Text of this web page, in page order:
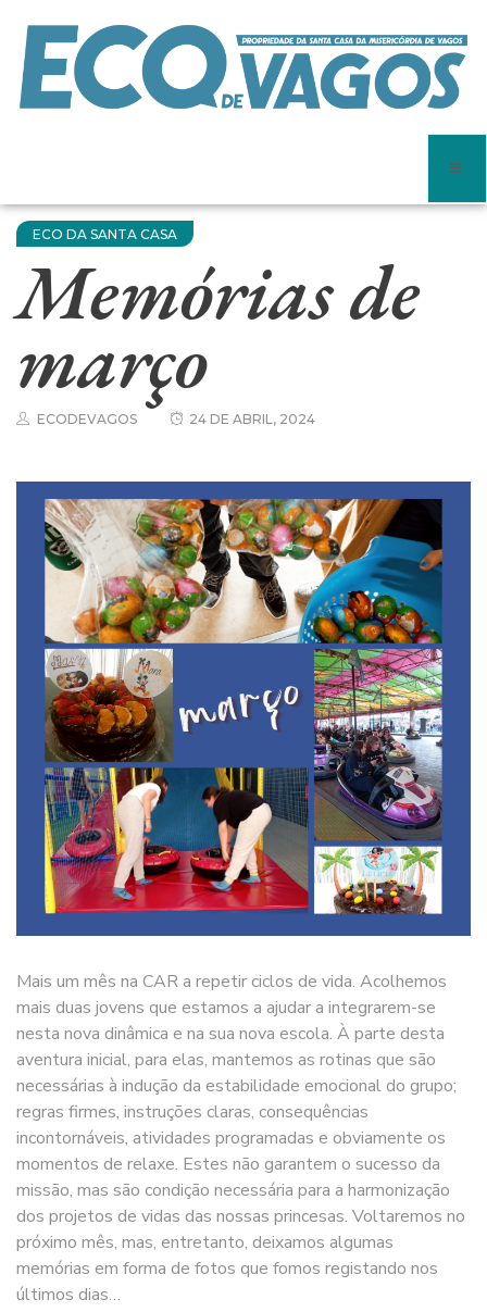
ECO DA SANTA CASA
Memórias de
março
ECODEVAGOS 24 DE ABRIL, 2024
Mais um mês na CAR a repetir ciclos de vida. Acolhemos
mais duas jovens que estamos a ajudar a integrarem-se
nesta nova dinâmica e na sua nova escola. À parte desta
aventura inicial, para elas, mantemos as rotinas que são
necessárias à indução da estabilidade emocional do grupo;
regras firmes, instruções claras, consequências
incontornáveis, atividades programadas e obviamente os
momentos de relaxe. Estes não garantem o sucesso da
missão, mas são condição necessária para a harmonização
dos projetos de vidas das nossas princesas. Voltaremos no
próximo mês, mas, entretanto, deixamos algumas
memórias em forma de fotos que fomos registando nos
últimos dias…